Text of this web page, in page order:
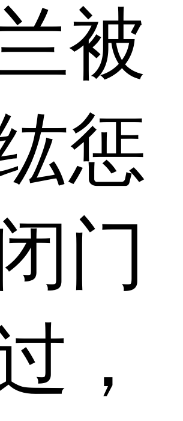
被
惩
门
，